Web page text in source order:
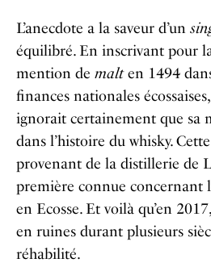
L’anecdote a la saveur d’un
équilibré. En inscrivant pour
mention de malten 1494
finances nationales
ignorait certainement que sa
dans l’histoire du whisky.
provenant de la distillerie de
première connue concernant
en Ecosse. Et voilà qu’en
en ruines durant plusieurs
réhabilité.